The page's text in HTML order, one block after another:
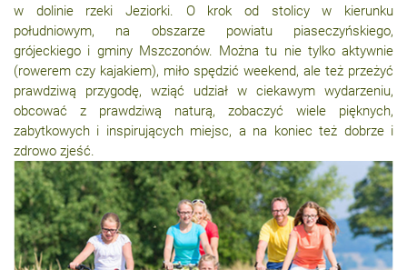
w dolinie rzeki Jeziorki. O krok od stolicy w kierunku
południowym, na obszarze powiatu piaseczyńskiego,
grójeckiego i gminy Mszczonów. Można tu nie tylko aktywnie
(rowerem czy kajakiem), miło spędzić weekend, ale też przeżyć
prawdziwą przygodę, wziąć udział w ciekawym wydarzeniu,
obcować z prawdziwą naturą, zobaczyć wiele pięknych,
zabytkowych i inspirujących miejsc, a na koniec też dobrze i
zdrowo zjeść.